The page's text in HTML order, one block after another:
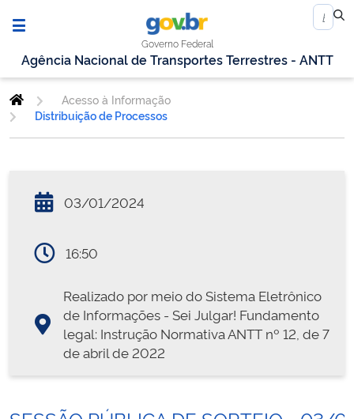
Governo Federal
Agência Nacional de Transportes Terrestres - ANTT
Acesso à Informação
Distribuição de Processos
03/01/2024
16:50
Realizado por meio do Sistema Eletrônico
de Informações - Sei Julgar! Fundamento
legal: Instrução Normativa ANTT nº 12, de 7
de abril de 2022